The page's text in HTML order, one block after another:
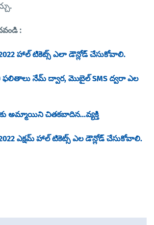
:
హాల్ టికెట్స్ ఎలా డౌన్లోడ్ చేసుకోవాలి.
ఫలితాలు నేమ్ ద్వార, మొబైల్ SMS ద్వరా ఎల
అమ్మాయిని చితకబాదిన...వ్యక్తి
ఎక్షమ్ హాల్ టికెట్స్ ఎల డౌన్లోడ్ చేసుకోవాలి.